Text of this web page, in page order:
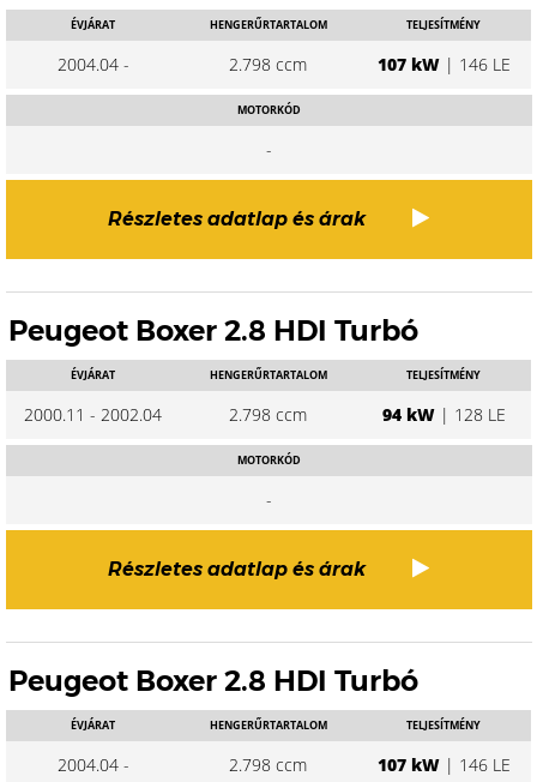
ÉVJÁRAT
2004.04 -
HENGERŰRTARTALOM
2.798 ccm
TELJESÍTMÉNY
107 kW| 146 LE
MOTORKÓD
-
Részletes adatlap és árak
Peugeot Boxer 2.8 HDI Turbó
ÉVJÁRAT
2000.11 - 2002.04
HENGERŰRTARTALOM
2.798 ccm
TELJESÍTMÉNY
94 kW| 128 LE
MOTORKÓD
-
Részletes adatlap és árak
Peugeot Boxer 2.8 HDI Turbó
ÉVJÁRAT
2004.04 -
HENGERŰRTARTALOM
2.798 ccm
TELJESÍTMÉNY
107 kW| 146 LE